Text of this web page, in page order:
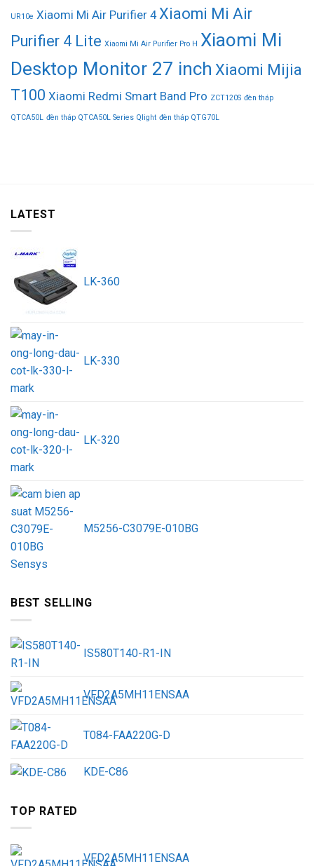
UR10e Xiaomi Mi Air Purifier 4 Xiaomi Mi Air
Purifier 4 Lite Xiaomi Mi Air Purifier Pro H Xiaomi Mi
Desktop Monitor 27 inch Xiaomi Mijia
T100 Xiaomi Redmi Smart Band Pro ZCT120S đèn tháp
QTCA50L đèn tháp QTCA50L Series Qlight đèn tháp QTG70L
LATEST
LK-360
LK-330
LK-320
M5256-C3079E-010BG
BEST SELLING
IS580T140-R1-IN
VFD2A5MH11ENSAA
T084-FAA220G-D
KDE-C86
TOP RATED
VFD2A5MH11ENSAA